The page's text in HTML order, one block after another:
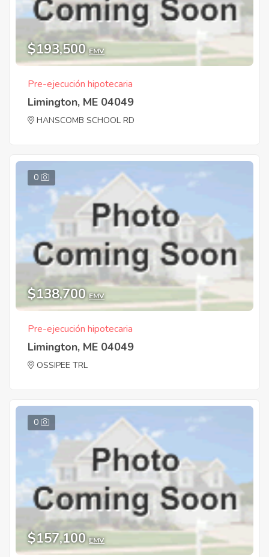
$193,500 EMV
Pre-ejecución hipotecaria
Limington, ME 04049
HANSCOMB SCHOOL RD
0
$138,700 EMV
Pre-ejecución hipotecaria
Limington, ME 04049
OSSIPEE TRL
0
$157,100 EMV